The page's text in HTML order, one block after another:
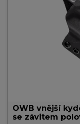
OWB vnější
se závitem